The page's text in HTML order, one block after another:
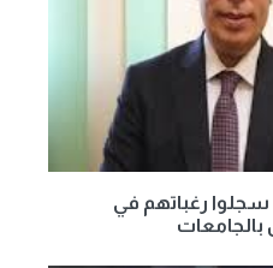
ألف طالب سجلوا رغباتهم في
بالجامعات